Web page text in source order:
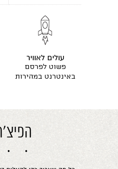
עולים לאוויר
פשוט לפרסם
באינטרנט במהירות